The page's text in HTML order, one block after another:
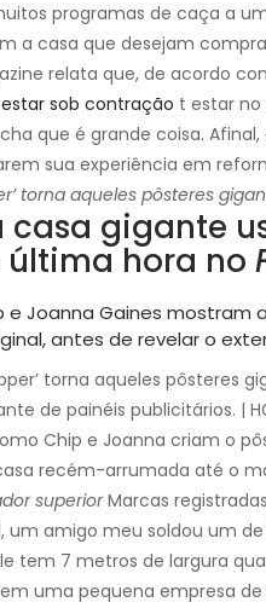
programas de caça a
a casa que desejam
relata que, de acordo
sob contração t estar no
que é grande coisa.
sua experiência em
torna aqueles pôsteres
casa gigante
hora no
torna aqueles pôsteres
de painéis publicitários. |
Chip e Joanna criam o
recém-arrumada até o
superiorMarcas
um amigo meu soldou um
tem 7 metros de largura
uma pequena empresa